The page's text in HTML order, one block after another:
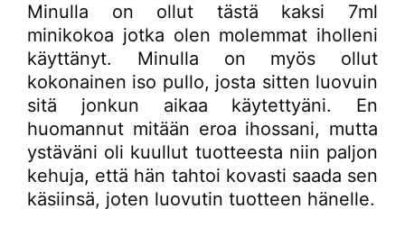
Minulla on ollut tästä kaksi 7ml
minikokoa jotka olen molemmat iholleni
käyttänyt. Minulla on myös ollut
kokonainen iso pullo, josta sitten luovuin
sitä jonkun aikaa käytettyäni. En
huomannut mitään eroa ihossani, mutta
ystäväni oli kuullut tuotteesta niin paljon
kehuja, että hän tahtoi kovasti saada sen
käsiinsä, joten luovutin tuotteen hänelle.